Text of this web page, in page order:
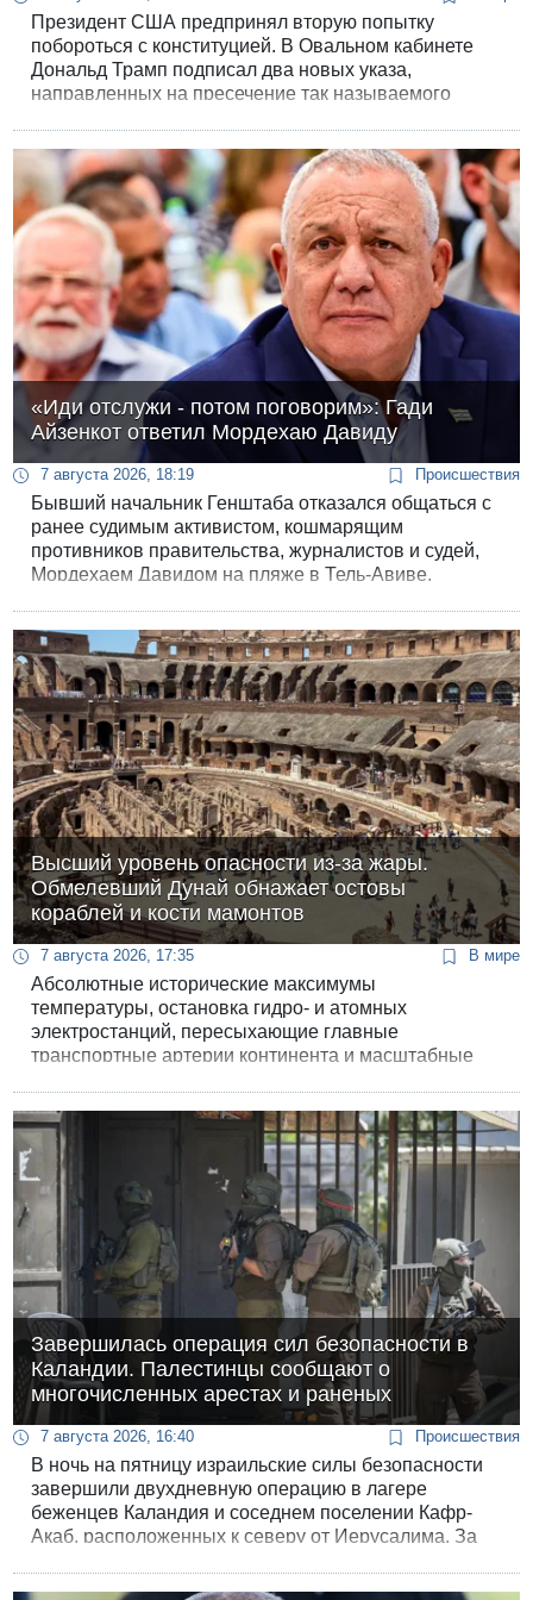
Президент США предпринял вторую попытку
побороться с конституцией. В Овальном кабинете
Дональд Трамп подписал два новых указа,
направленных на пресечение так называемого
иностранцев.
«Иди отслужи - потом поговорим»: Гади
Айзенкот ответил Мордехаю Давиду
7 августа 2026, 18:19 Происшествия
Бывший начальник Генштаба отказался общаться с
ранее судимым активистом, кошмарящим
противников правительства, журналистов и судей,
Мордехаем Давидом на пляже в Тель-Авиве.
Высший уровень опасности из-за жары.
Обмелевший Дунай обнажает остовы
кораблей и кости мамонтов
7 августа 2026, 17:35 В мире
Абсолютные исторические максимумы
температуры, остановка гидро- и атомных
электростанций, пересыхающие главные
транспортные артерии континента и масштабные
Столбики термометров во множестве стран
превысили отметку в 42 °C, заставив правительства
вводить чрезвычайные меры экономии энергии,
пересматривать графики работы общественного
транспорта и разворачивать экстренные службы.
Завершилась операция сил безопасности в
Каландии. Палестинцы сообщают о
многочисленных арестах и раненых
7 августа 2026, 16:40 Происшествия
В ночь на пятницу израильские силы безопасности
завершили двухдневную операцию в лагере
беженцев Каландия и соседнем поселении Кафр-
Акаб, расположенных к северу от Иерусалима. За